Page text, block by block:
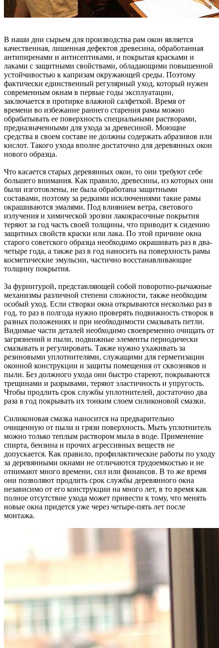
В наши дни сырьем для производства рам окон является
качественная, лишенная дефектов древесина, обработанная
антипиренами и антисептиками, и покрытая красками и
лаками с защитными свойствами, обладающими повышенной
устойчивостью к капризам окружающей среды. Поэтому
фактически единственный регулярный уход, который нужен
современным окнам в первые годы эксплуатации,
заключается в протирке влажной салфеткой. Время от
времени во избежание раннего старения рамы можно
обрабатывать ее поверхность специальными растворами,
предназначенными для ухода за древесиной. Моющие
средства в своем составе не должны содержать абразивов или
кислот. Такого ухода вполне достаточно для деревянных окон
нового образца.
Что касается старых деревянных окон, то они требуют себе
большего внимания. Как правило, древесины, из которых они
были изготовлены, не была обработана защитными
составами, поэтому за редкими исключениями такие рамы
окрашиваются эмалями. Под влиянием ветра, светового
излучения и химической эрозии лакокрасочные покрытия
теряют за год часть своей толщины, что приводит к сидению
защитных свойств краски или лака. По этой причине окна
старого советского образца необходимо окрашивать раз в два-
четыре года, а также раз в год наносить на поверхность рамы
косметические эмульсии, частично восстанавливающие
толщину покрытия.
За фурнитурой, представляющей собой поворотно-рычажные
механизмы различной степени сложности, также необходим
особый уход. Если створки окна открываются несколько раз в
год, то раз в полгода нужно проверять подвижность створок в
разных положениях и при необходимости смазывать петли.
Видимые части деталей необходимо своевременно очищать от
загрязнений и пыли, подвижные элементы периодически
смазывать и регулировать. Также нужно ухаживать за
резиновыми уплотнителями, служащими для герметизации
оконной конструкции и защиты помещения от сквозняков и
пыли. Без должного ухода они быстро стареют, покрываются
трещинами и разрывами, теряют эластичность и упругость.
Чтобы продлить срок службы уплотнителей, достаточно два
раза в год покрывать их тонким слоем силиконовой смазки.
Силиконовая смазка наносится на предварительно
очищенную от пыли и грязи поверхность. Мыть уплотнитель
можно только теплым раствором мыла в воде. Применение
спирта, бензина и прочих агрессивных веществ не
допускается. Как правило, профилактические работы по уходу
за деревянными окнами не отличаются трудоемкостью и не
отнимают много времени, сил или финансов. В то же время
они позволяют продлить срок службы деревянного окна
независимо от его конструкции на много лет, в то время как
полное отсутствие ухода может привести к тому, что менять
новые окна придется уже через четыре-пять лет после
монтажа.